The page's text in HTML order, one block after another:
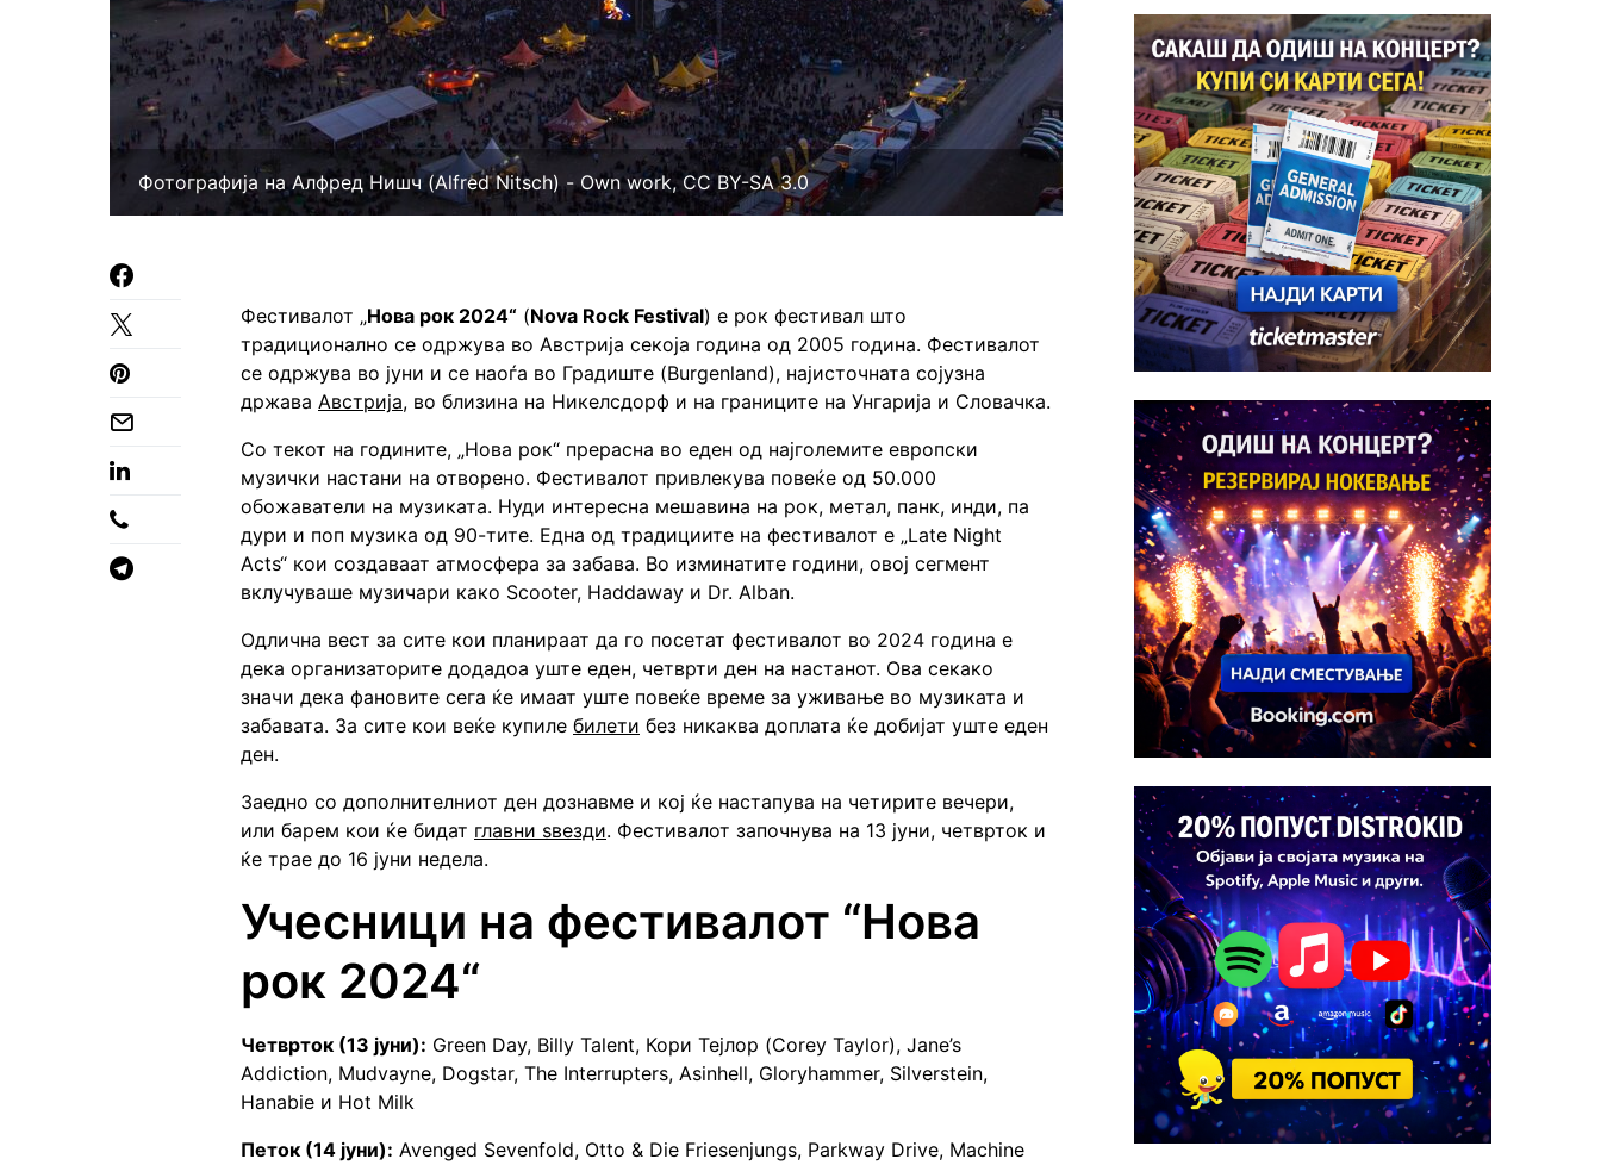
Фотографија на Алфред Нишч (Alfred Nitsch) - Own work, CC BY-SA 3.0
Фестивалот „Нова рок 2024“ (Nova Rock Festival) е рок фестивал што
традиционално се одржува во Австрија секоја година од 2005 година. Фестивалот
се одржува во јуни и се наоѓа во Градиште (Burgenland), најисточната сојузна
држава Австрија, во близина на Никелсдорф и на границите на Унгарија и Словачка.
Со текот на годините, „Нова рок“ прерасна во еден од најголемите европски
музички настани на отворено. Фестивалот привлекува повеќе од 50.000
обожаватели на музиката. Нуди интересна мешавина на рок, метал, панк, инди, па
дури и поп музика од 90-тите. Една од традициите на фестивалот е „Late Night
Acts“ кои создаваат атмосфера за забава. Во изминатите години, овој сегмент
вклучуваше музичари како Scooter, Haddaway и Dr. Alban.
Одлична вест за сите кои планираат да го посетат фестивалот во 2024 година е
дека организаторите додадоа уште еден, четврти ден на настанот. Ова секако
значи дека фановите сега ќе имаат уште повеќе време за уживање во музиката и
забавата. За сите кои веќе купиле билети без никаква доплата ќе добијат уште еден
ден.
Заедно со дополнителниот ден дознавме и кој ќе настапува на четирите вечери,
или барем кои ќе бидат главни ѕвезди. Фестивалот започнува на 13 јуни, четврток и
ќе трае до 16 јуни недела.
Учесници на фестивалот “Нова
рок 2024“
Четврток (13 јуни): Green Day, Billy Talent, Кори Тејлор (Corey Taylor), Jane’s
Addiction, Mudvayne, Dogstar, The Interrupters, Asinhell, Gloryhammer, Silverstein,
Hanabie и Hot Milk
Петок (14 јуни): Avenged Sevenfold, Otto & Die Friesenjungs, Parkway Drive, Machine